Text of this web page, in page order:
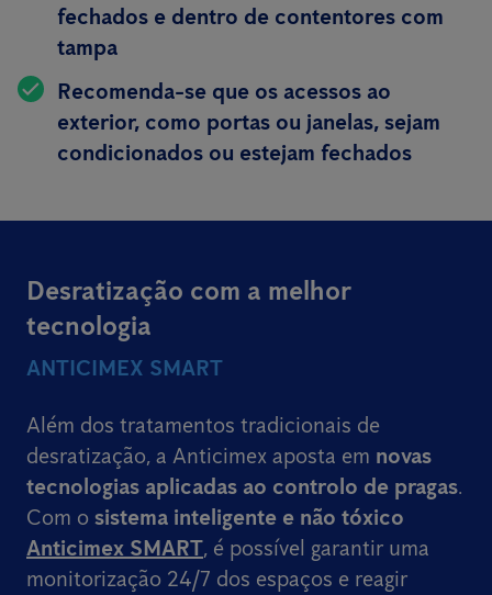
fechados e dentro de contentores com
tampa
Recomenda-se que os acessos ao
exterior, como portas ou janelas, sejam
condicionados ou estejam fechados
Desratização com a melhor
tecnologia
ANTICIMEX SMART
Além dos tratamentos tradicionais de
desratização, a Anticimex aposta em novas
tecnologias aplicadas ao controlo de pragas.
Com o sistema inteligente e não tóxico
Anticimex SMART, é possível garantir uma
monitorização 24/7 dos espaços e reagir